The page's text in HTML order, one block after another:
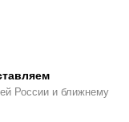
России и ближнему